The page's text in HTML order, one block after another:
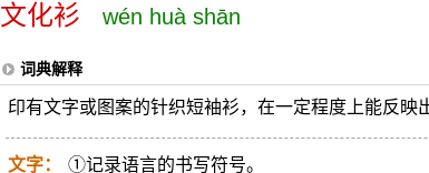
文化衫 wén huà shān
词典解释
印有文字或图案的针织短袖衫，在一定程度上能反映
文字：
①记录语言的书写符号。